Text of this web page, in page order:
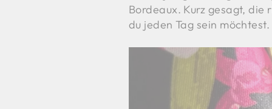
Bordeaux. Kurz gesagt,
du jeden Tag sein möchtest.